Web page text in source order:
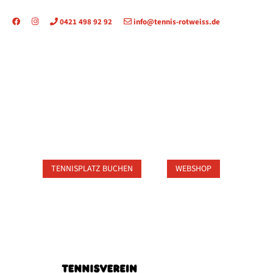
0421 498 92 92 info@tennis-rotweiss.de
TENNISPLATZ BUCHEN WEBSHOP